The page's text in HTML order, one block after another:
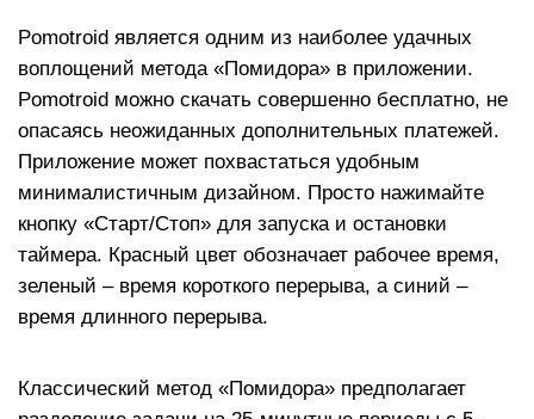
Pomotroid является одним из наиболее удачных
воплощений метода «Помидора» в приложении.
Pomotroid можно скачать совершенно бесплатно, не
опасаясь неожиданных дополнительных платежей.
Приложение может похвастаться удобным
минималистичным дизайном. Просто нажимайте
кнопку «Старт/Стоп» для запуска и остановки
таймера. Красный цвет обозначает рабочее время,
зеленый – время короткого перерыва, а синий –
время длинного перерыва.
Классический метод «Помидора» предполагает